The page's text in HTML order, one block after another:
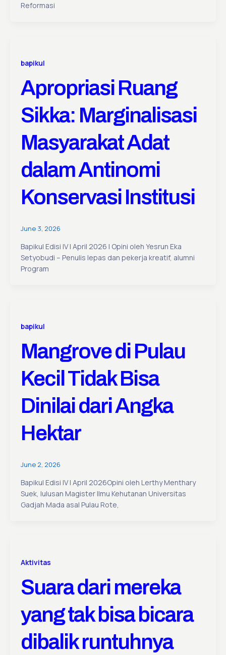
Reformasi
bapikul
Apropriasi Ruang
Sikka: Marginalisasi
Masyarakat Adat
dalam Antinomi
Konservasi Institusi
June 3, 2026
Bapikul Edisi IV | April 2026 | Opini oleh Yesrun Eka
Setyobudi – Penulis lepas dan pekerja kreatif, alumni
Program
bapikul
Mangrove di Pulau
Kecil Tidak Bisa
Dinilai dari Angka
Hektar
June 2, 2026
Bapikul Edisi IV | April 2026Opini oleh Lerthy Menthary
Suek, lulusan Magister Ilmu Kehutanan Universitas
Gadjah Mada asal Pulau Rote,
Aktivitas
Suara dari mereka
yang tak bisa bicara
dibalik runtuhnya